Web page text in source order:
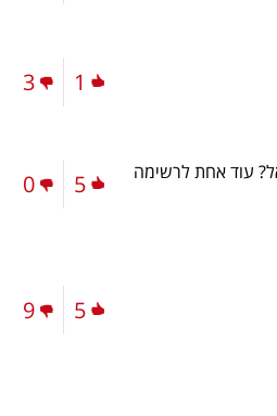
1
3
עוד אחת לרשימה
5
0
5
9